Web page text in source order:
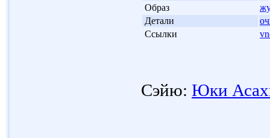
Образ
Детали
Ссылки
Сэйю: Юки